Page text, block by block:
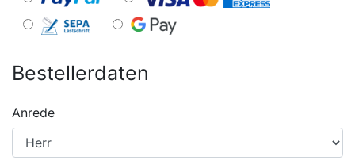
Bestellerdaten
Anrede